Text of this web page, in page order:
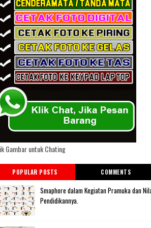
Gambar untuk Chating
POPULAR POSTS COMMENTS
Smaphore dalam Kegiatan Pramuka dan
Pendidikannya.